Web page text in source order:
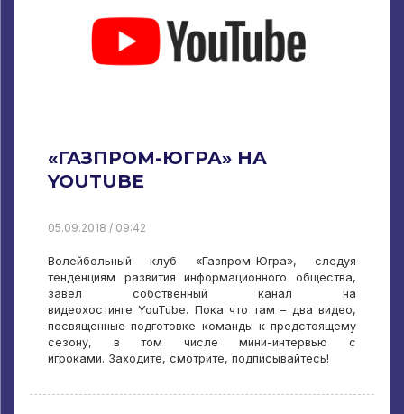
«ГАЗПРОМ-ЮГРА» НА
YOUTUBE
05.09.2018 / 09:42
Волейбольный клуб «Газпром-Югра», следуя
тенденциям развития информационного общества,
завел собственный канал на
видеохостинге YouTube. Пока что там – два видео,
посвященные подготовке команды к предстоящему
сезону, в том числе мини-интервью с
игроками. Заходите, смотрите, подписывайтесь!